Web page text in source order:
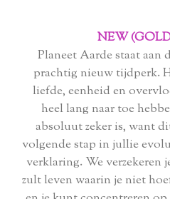
NEW
Planeet Aarde staat aan
prachtig nieuw tijdperk.
liefde, eenheid en
heel lang naar toe
absoluut zeker is, want
volgende stap in jullie
verklaring. We verzekeren
zult leven waarin je niet